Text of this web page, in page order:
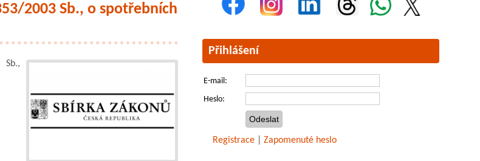
2003 Sb., o spotřebních
Přihlášení
E-mail:
Heslo:
Registrace Zapomenuté heslo